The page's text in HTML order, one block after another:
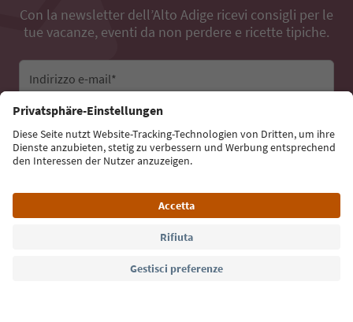
Con la newsletter dell’Alto Adige ricevi consigli per le
tue vacanze, eventi da non perdere e ricette tipiche.
Indirizzo e-mail*
Iscriviti alla newsletter